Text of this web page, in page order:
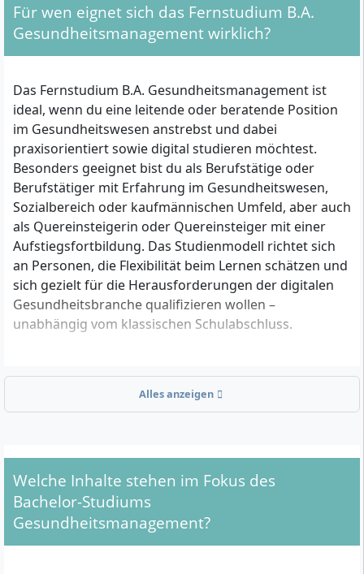
Gesundheitswesen, Digitalisierung und E-
Health im Gesundheitswesen, Organisation
von Prävention & Gesundheitsförderung,
Versorgungsmanagement, Kommunikation
Gesundheitswesen, Ethische Integrität,
Interkulturelle Kompetenz, Diversity,
und Innovationsmanagement im
Gesundheitswesen, Planspiel, Verfassen
einer wissenschaftlichen Arbeit, Bachelor-
Thesis & Kolloquium
Für wen eignet sich das Fernstudium B.A.
Gesundheitsmanagement wirklich?
Das Fernstudium B.A. Gesundheitsmanagement ist
ideal, wenn du eine leitende oder beratende Position
im Gesundheitswesen anstrebst und dabei
praxisorientiert sowie digital studieren möchtest.
Besonders geeignet bist du als Berufstätige oder
Berufstätiger mit Erfahrung im Gesundheitswesen,
Sozialbereich oder kaufmännischen Umfeld, aber auch
als Quereinsteigerin oder Quereinsteiger mit einer
Aufstiegsfortbildung. Das Studienmodell richtet sich
an Personen, die Flexibilität beim Lernen schätzen und
sich gezielt für die Herausforderungen der digitalen
Gesundheitsbranche qualifizieren wollen –
unabhängig vom klassischen Schulabschluss.
Zulassungsvoraussetzungen für den
Bachelorstudiengang Gesundheitsmanagement
Perspektive (EHiP) gelten folgende formale
Zulassungsvoraussetzungen:
Allgemeine Hochschulreife (Abitur)
Fachhochschulreife (Fachabitur) oder
Alles anzeigen
Welche Inhalte stehen im Fokus des
Bachelor-Studiums
Gesundheitsmanagement?